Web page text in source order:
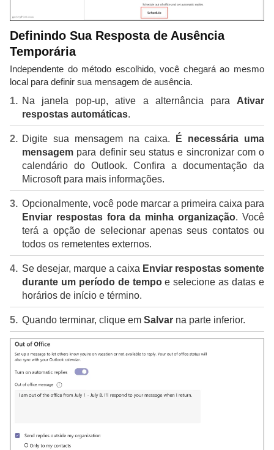
Definindo Sua Resposta de Ausência
Temporária
Independente do método escolhido, você chegará ao mesmo
local para definir sua mensagem de ausência.
Na janela pop-up, ative a alternância para Ativar
respostas automáticas.
Digite sua mensagem na caixa.
É necessária uma
mensagem para definir seu status e sincronizar com o
calendário do Outlook. Confira a documentação da
Microsoft para mais informações.
Opcionalmente, você pode marcar a primeira caixa para
Enviar respostas fora da minha organização. Você
terá a opção de selecionar apenas seus contatos ou
todos os remetentes externos.
Se desejar, marque a caixa Enviar respostas somente
durante um período de tempoe selecione as datas e
horários de início e término.
Quando terminar, clique em Salvar na parte inferior.